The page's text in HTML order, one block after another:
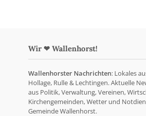
Wir ❤ Wallenhorst!
Wallenhorster Nachrichten: Lokales
Hollage, Rulle & Lechtingen. Aktuelle
aus Politik, Verwaltung, Vereinen,
Kirchengemeinden, Wetter und
Gemeinde Wallenhorst.